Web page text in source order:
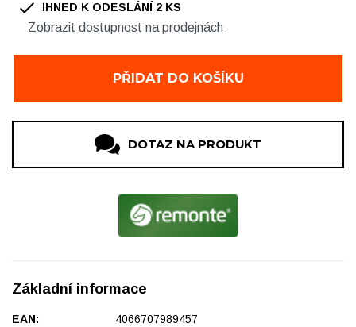
PŘIDAT DO KOŠÍKU
IHNED K ODESLÁNÍ 2 KS
Zobrazit dostupnost na prodejnách
OBUV Nové Město na Moravě
DOTAZ NA PRODUKT
Základní informace
EAN:
4066707989457